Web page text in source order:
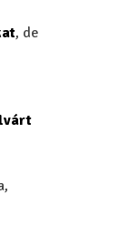
, de